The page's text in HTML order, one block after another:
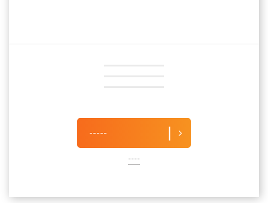
-----
----